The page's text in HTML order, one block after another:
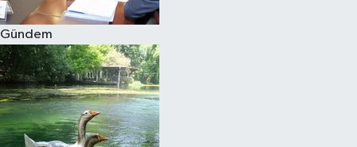
Gündem